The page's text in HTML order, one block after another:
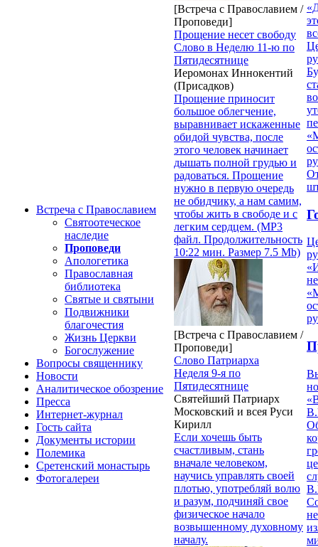
Встреча с Православием
Святоотеческое
наследие
Проповеди
Апологетика
Православная
библиотека
Святые и святыни
Подвижники
благочестия
Жизнь Церкви
Богослужение
Вопросы священнику
Новости
Аналитическое обозрение
Пресса
Интернет-журнал
Гость сайта
Документы истории
Полемика
Сретенский монастырь
Фотогалереи
[Встреча с Православием /
Проповеди]
Прощение несет свободу
Слово в Неделю 11-ю по
Пятидесятнице
Иеромонах Иннокентий
(Присадков)
Прощение приносит
большое облегчение,
выравнивает искаженные
обидой чувства, после
этого человек начинает
дышать полной грудью и
радоваться. Прощение
нужно в первую очередь
не обидчику, а нам самим,
чтобы жить в свободе и с
легким сердцем. (MP3
файл. Продолжительность
10:22 мин. Размер 7.5 Mb)
[Встреча с Православием /
Проповеди]
Слово Патриарха
Неделя 9-я по
Пятидесятнице
Святейший Патриарх
Московский и всея Руси
Кирилл
Если хочешь быть
счастливым, стань
вначале человеком,
научись управлять своей
плотью, употребляй волю
и разум, подчиняй свое
физическое начало
возвышенному духовному
началу.